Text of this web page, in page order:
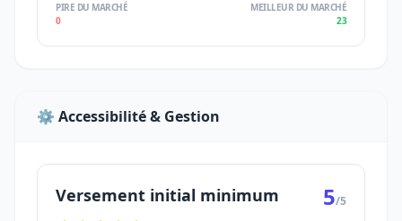
PIRE DU MARCHÉ
0
MEILLEUR DU MARCHÉ
23
⚙️ Accessibilité & Gestion
Versement initial minimum 5/5